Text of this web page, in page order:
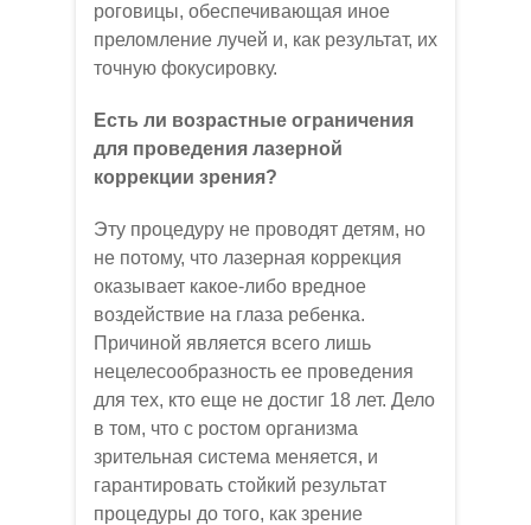
роговицы, обеспечивающая иное
преломление лучей и, как результат, их
точную фокусировку.
Есть ли возрастные ограничения
для проведения лазерной
коррекции зрения?
Эту процедуру не проводят детям, но
не потому, что лазерная коррекция
оказывает какое-либо вредное
воздействие на глаза ребенка.
Причиной является всего лишь
нецелесообразность ее проведения
для тех, кто еще не достиг 18 лет. Дело
в том, что с ростом организма
зрительная система меняется, и
гарантировать стойкий результат
процедуры до того, как зрение